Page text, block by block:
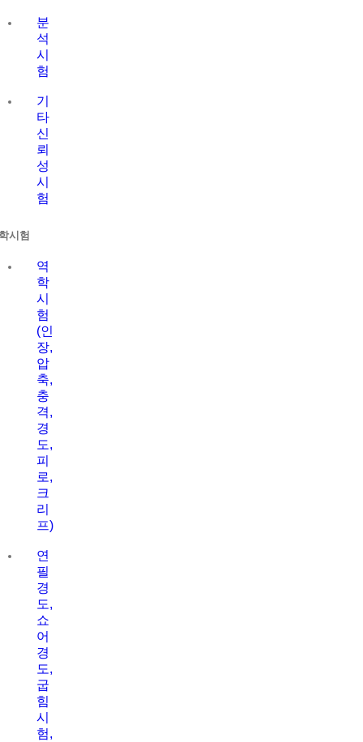
분
석
시
험
기
타
신
뢰
성
시
험
시험
역
학
시
험
(인
장,
압
축,
충
격,
경
도,
피
로,
크
리
프)
연
필
경
도,
쇼
어
경
도,
굽
힘
시
험,